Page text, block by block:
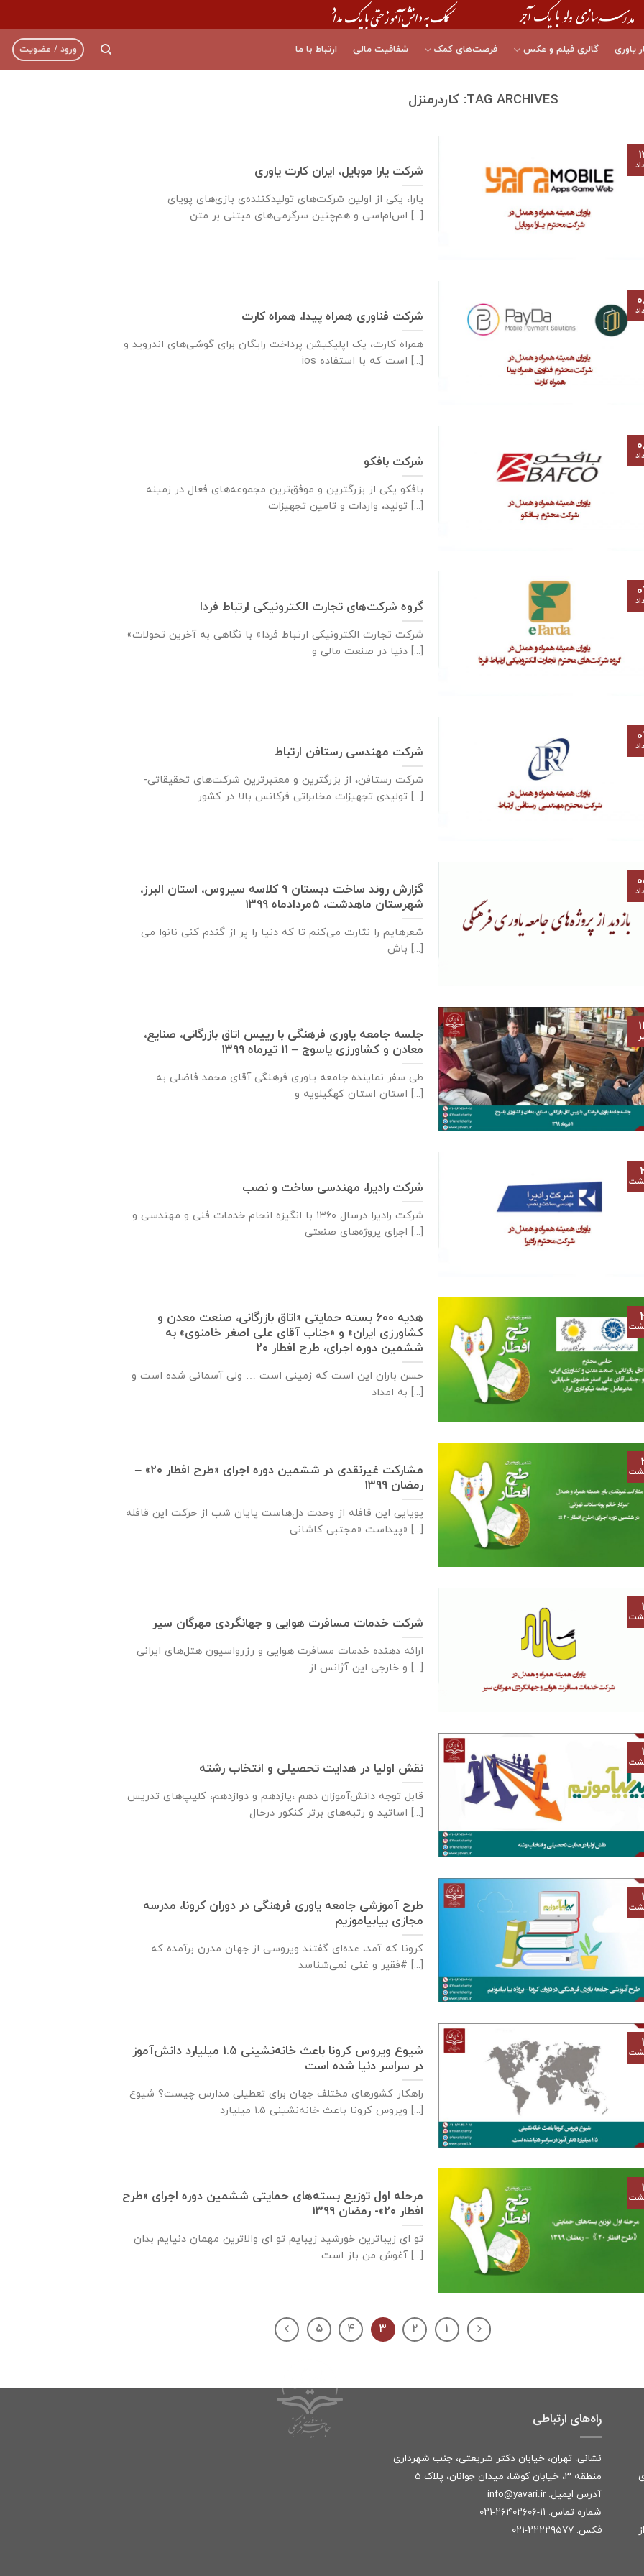
یاوری گالری فیلم و عکس فرصت‌های کمک شفافیت مالی ارتباط با ما ورود / عضویت
TAG ARCHIVES: کاردرمنزل
شرکت یارا موبایل، ایران کارت یاوری
یارا، یکی از اولین شرکت‌های تولیدکننده‌ی بازی‌های پویای
اس‌ام‌اسی و هم‌چنین سرگرمی‌های مبتنی بر متن [...]
شرکت فناوری همراه پیدا، همراه کارت
همراه کارت، یک اپلیکیشن پرداخت رایگان برای گوشی‌های اندروید و
ios است که با استفاده [...]
شرکت بافکو
بافکو یکی از بزرگترین و موفق‌ترین مجموعه‌های فعال در زمینه
تولید، واردات و تامین تجهیزات [...]
گروه شرکت‌های تجارت الکترونیکی ارتباط فردا
«شرکت تجارت الکترونیکی ارتباط فردا» با نگاهی به آخرین تحولات
دنیا در صنعت مالی و [...]
شرکت مهندسی رستافن ارتباط
شرکت رستافن، از بزرگترين و معتبرترين شركت‌های تحقیقاتی-
توليدی تجهيزات مخابراتی فركانس بالا در كشور [...]
گزارش روند ساخت دبستان ٩ كلاسه سيروس، استان البرز،
شهرستان ماهدشت، ۵مردادماه ۱۳۹۹
شعرهایم را نثارت می‌کنم تا که دنیا را پر از گندم کنی نانوا می
باش [...]
جلسه جامعه یاوری فرهنگی با رييس اتاق بازرگانی، صنايع،
معادن و كشاورزی ياسوج – ۱۱ تیرماه ۱۳۹۹
استان استان کهگیلویه و [...]
شرکت رادیرا، مهندسی ساخت و نصب
شرکت رادیرا درسال ۱۳۶۰ با انگیزه انجام خدمات فنی و مهندسی و
اجرای پروژه‌های صنعتی [...]
هدیه ۶۰۰ بسته حمایتی «اتاق بازرگانی، صنعت معدن و
کشاورزی ایران» و «جناب آقای علی اصغر خامنوی» به
ششمین دوره اجرای، طرح افطار ۲۰
حسن باران این است که زمینی است … ولی آسمانی شده است و
به امداد [...]
مشارکت غیرنقدی در ششمین دوره اجرای «طرح افطار ۲۰» –
رمضان ۱۳۹۹
پویایی این قافله از وحدت دل‌هاست پایان شب از حرکت این قافله
پیداست «مجتبی کاشانی» [...]
شرکت خدمات مسافرت هوایی و جهانگردی مهرگان سیر
و خارجی این آژانس از [...]
نقش اولیا در هدایت تحصیلی و انتخاب رشته
قابل توجه دانش‌آموزان دهم ،یازدهم و دوازدهم، کلیپ‌های تدریس
اساتید و رتبه‌های برتر کنکور درحال [...]
طرح آموزشی جامعه یاوری فرهنگی در دوران کرونا، مدرسه
مجازی بیابیاموزیم
کرونا که آمد، عده‌ای گفتند ویروسی از جهان مدرن برآمده که
#فقیر و غنی نمی‌شناسد [...]
شیوع ویروس کرونا باعث خانه‌نشینی ۱.۵ میلیارد دانش‌آموز
در سراسر دنیا شده است
راهکار کشورهای مختلف جهان برای تعطیلی مدارس چیست؟ شیوع
ویروس کرونا باعث خانه‌نشینی ۱.۵ میلیارد [...]
مرحله اول توزیع بسته‌های حمایتی ششمین دوره اجرای «طرح
افطار ۲۰»- رمضان ۱۳۹۹
تو ای زیباترین خورشید زیبایم تو ای والاترین مهمان دنیایم بدان
آغوش من باز است [...]
۱ ۲ ۳ ۴ ۵
راه‌های ارتباطی
نشانی: تهران، خیابان دکتر شریعتی، جنب شهرداری
منطقه ۳، خیابان کوشا، میدان جوانان، پلاک ۵
آدرس ایمیل: info@yavari.ir
شماره تماس: ۱۱-۲۶۴۰۲۶۰۶-۰۲۱
فکس: ۲۲۲۲۹۵۷۷-۰۲۱